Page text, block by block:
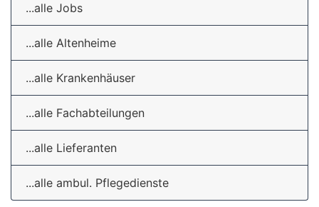
...alle Jobs
...alle Altenheime
...alle Krankenhäuser
...alle Fachabteilungen
...alle Lieferanten
...alle ambul. Pflegedienste